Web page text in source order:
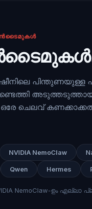
ചെലവ് കണക്കാക്കൽ.
NVIDIA NemoClaw
Qwen Hermes
NemoClaw-ഉം